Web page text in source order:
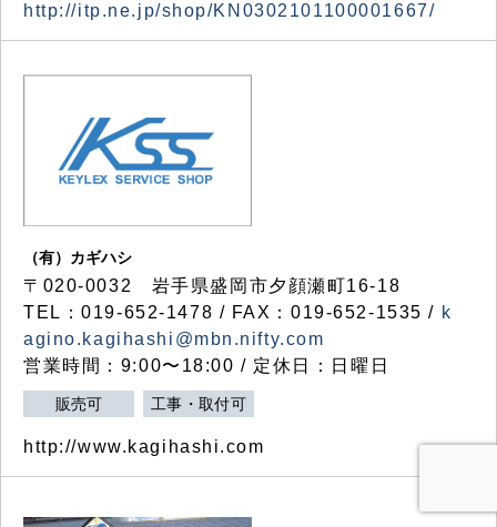
http://itp.ne.jp/shop/KN0302101100001667/
（有）カギハシ
〒020-0032 岩手県盛岡市夕顔瀬町16-18
TEL：019-652-1478 / FAX：019-652-1535 / k
agino.kagihashi@mbn.nifty.com
営業時間：9:00〜18:00 / 定休日：日曜日
販売可 工事・取付可
http://www.kagihashi.com